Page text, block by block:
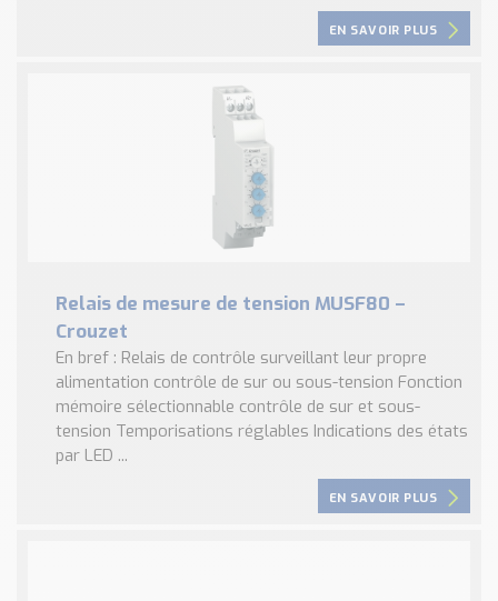
EN SAVOIR PLUS
Relais de mesure de tension MUSF80 –
Crouzet
En bref : Relais de contrôle surveillant leur propre
alimentation contrôle de sur ou sous-tension Fonction
mémoire sélectionnable contrôle de sur et sous-
tension Temporisations réglables Indications des états
par LED ...
EN SAVOIR PLUS